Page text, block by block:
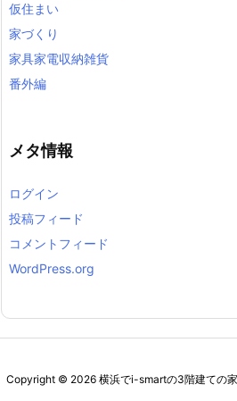
仮住まい
家づくり
家具家電収納雑貨
番外編
メタ情報
ログイン
投稿フィード
コメントフィード
WordPress.org
Copyright © 2026 横浜でi-smartの3階建ての